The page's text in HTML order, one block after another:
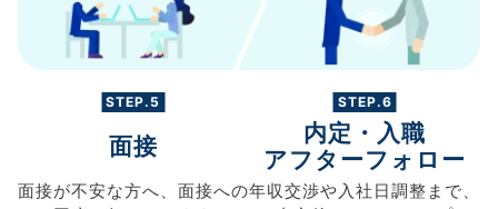
STEP.5
面接
面接が不安な方へ、 面接への
STEP.6
内定・入職
アフターフォロー
年収交渉や入社日調整まで、